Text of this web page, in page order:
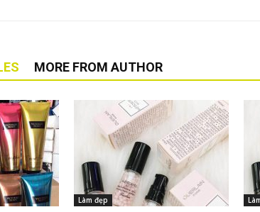
MORE FROM AUTHOR
Làm đẹp